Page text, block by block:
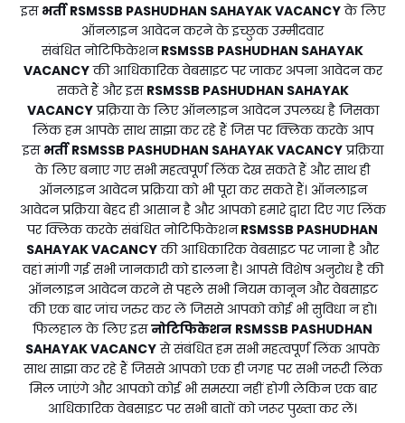
इस भर्ती RSMSSB PASHUDHAN SAHAYAK VACANCYके लिए
ऑनलाइन आवेदन करने के इच्छुक उम्मीदवार
संबंधित नोटिफिकेशन RSMSSB PASHUDHAN SAHAYAK
VACANCYकी आधिकारिक वेबसाइट पर जाकर अपना आवेदन कर
सकते हैं और इस RSMSSB PASHUDHAN SAHAYAK
VACANCYप्रक्रिया के लिए ऑनलाइन आवेदन उपलब्ध है जिसका
लिंक हम आपके साथ साझा कर रहे हैं जिस पर क्लिक करके आप
इस भर्ती RSMSSB PASHUDHAN SAHAYAK VACANCYप्रक्रिया
के लिए बनाए गए सभी महत्वपूर्ण लिंक देख सकते हैं और साथ ही
ऑनलाइन आवेदन प्रक्रिया को भी पूरा कर सकते हैं। ऑनलाइन
आवेदन प्रक्रिया बेहद ही आसान है और आपको हमारे द्वारा दिए गए लिंक
पर क्लिक करके संबंधित नोटिफिकेशन RSMSSB PASHUDHAN
SAHAYAK VACANCYकी आधिकारिक वेबसाइट पर जाना है और
वहां मांगी गई सभी जानकारी को डालना है। आपसे विशेष अनुरोध है की
ऑनलाइन आवेदन करने से पहले सभी नियम कानून और वेबसाइट
की एक बार जांच जरुर कर लें जिससे आपको कोई भी सुविधा न हो।
फिलहाल के लिए इसनोटिफिकेशन RSMSSB PASHUDHAN
SAHAYAK VACANCYसे संबंधित हम सभी महत्वपूर्ण लिंक आपके
साथ साझा कर रहे हैं जिससे आपको एक ही जगह पर सभी जरूरी लिंक
मिल जाएंगे और आपको कोई भी समस्या नहीं होगी लेकिन एक बार
आधिकारिक वेबसाइट पर सभी बातों को जरूर पुख्ता कर लें।